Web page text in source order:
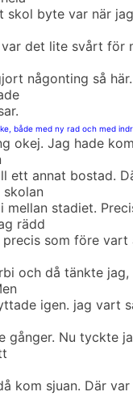
skol byte var när
var det lite svårt för
någonting så
både med ny rad och med
okej. Jag hade
ett annat bostad.
mellan stadiet.
rädd
precis som före vart
och då tänkte jag,
igen. jag vart
gånger. Nu tyckte
kom sjuan. Där